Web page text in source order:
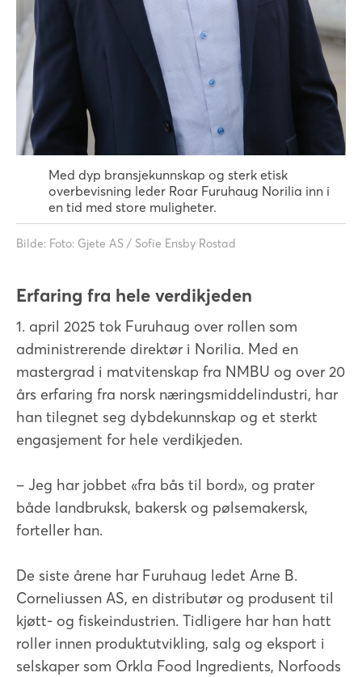
Med dyp bransjekunnskap og sterk etisk
overbevisning leder Roar Furuhaug Norilia inn i
en tid med store muligheter.
Bilde: Foto: Gjete AS / Sofie Ensby Rostad
Erfaring fra hele verdikjeden
1. april 2025 tok Furuhaug over rollen som
administrerende direktør i Norilia. Med en
mastergrad i matvitenskap fra NMBU og over 20
års erfaring fra norsk næringsmiddelindustri, har
han tilegnet seg dybdekunnskap og et sterkt
engasjement for hele verdikjeden.
– Jeg har jobbet «fra bås til bord», og prater
både landbruksk, bakersk og pølsemakersk,
forteller han.
De siste årene har Furuhaug ledet Arne B.
Corneliussen AS, en distributør og produsent til
kjøtt- og fiskeindustrien. Tidligere har han hatt
roller innen produktutvikling, salg og eksport i
selskaper som Orkla Food Ingredients, Norfoods